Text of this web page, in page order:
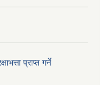
प्राप्त गर्ने